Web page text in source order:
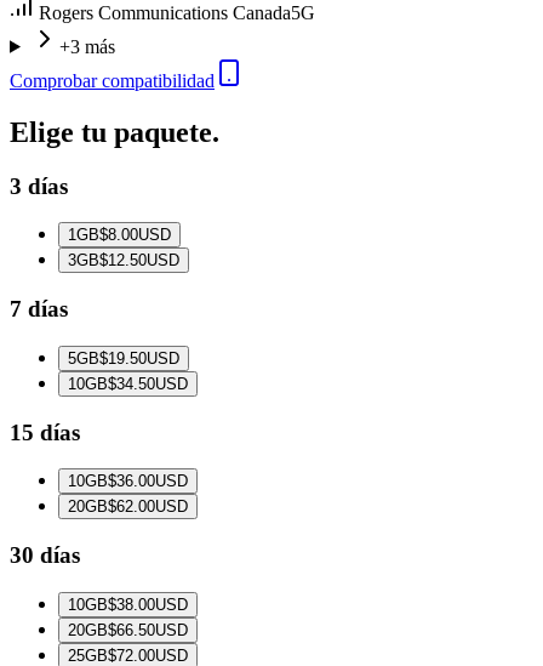
Rogers Communications Canada5G
+3 más
Comprobar compatibilidad
Elige tu paquete.
3 días
1GB$8.00USD
3GB$12.50USD
7 días
5GB$19.50USD
10GB$34.50USD
15 días
10GB$36.00USD
20GB$62.00USD
30 días
10GB$38.00USD
20GB$66.50USD
25GB$72.00USD